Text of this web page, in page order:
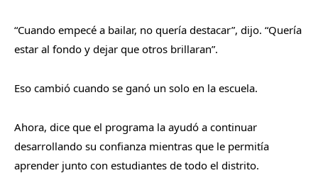
“Cuando empecé a bailar, no quería destacar”, dijo. “Quería
estar al fondo y dejar que otros brillaran”.
Eso cambió cuando se ganó un solo en la escuela.
Ahora, dice que el programa la ayudó a continuar
desarrollando su confianza mientras que le permitía
aprender junto con estudiantes de todo el distrito.